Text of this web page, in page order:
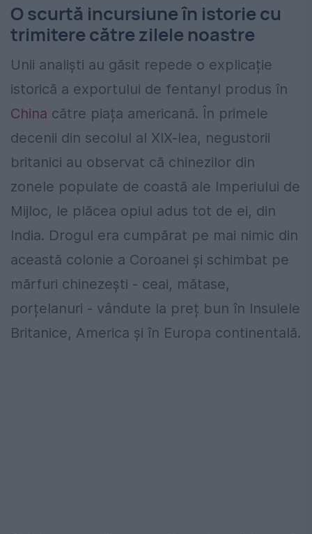
O scurtă incursiune în istorie cu
trimitere către zilele noastre
Unii analiști au găsit repede o explicație
istorică a exportului de fentanyl produs în
China către piața americană. În primele
decenii din secolul al XIX-lea, negustorii
britanici au observat că chinezilor din
zonele populate de coastă ale Imperiului de
Mijloc, le plăcea opiul adus tot de ei, din
India. Drogul era cumpărat pe mai nimic din
această colonie a Coroanei și schimbat pe
mărfuri chinezești - ceai, mătase,
porțelanuri - vândute la preț bun în Insulele
Britanice, America și în Europa continentală.